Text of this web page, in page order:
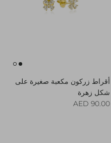
أقراط زركون مكعبة صغيرة على
شكل زهرة
Regular price
90.00 AED